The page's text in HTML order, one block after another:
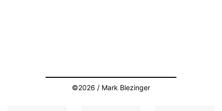
©2026 / Mark Blezinger